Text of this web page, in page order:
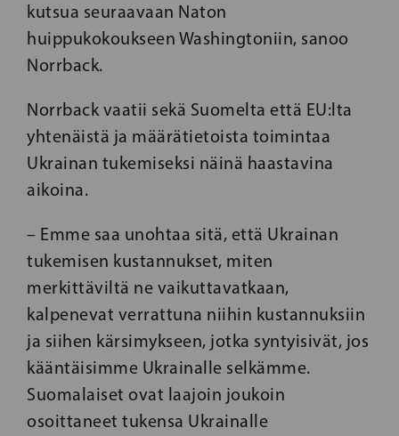
kutsua seuraavaan Naton
huippukokoukseen Washingtoniin, sanoo
Norrback.
Norrback vaatii sekä Suomelta että EU:lta
yhtenäistä ja määrätietoista toimintaa
Ukrainan tukemiseksi näinä haastavina
aikoina.
– Emme saa unohtaa sitä, että Ukrainan
tukemisen kustannukset, miten
merkittäviltä ne vaikuttavatkaan,
kalpenevat verrattuna niihin kustannuksiin
ja siihen kärsimykseen, jotka syntyisivät, jos
kääntäisimme Ukrainalle selkämme.
Suomalaiset ovat laajoin joukoin
osoittaneet tukensa Ukrainalle